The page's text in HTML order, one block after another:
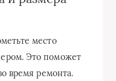
место
Это поможет
время ремонта.